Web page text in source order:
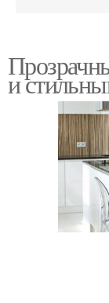
Стулья в
и